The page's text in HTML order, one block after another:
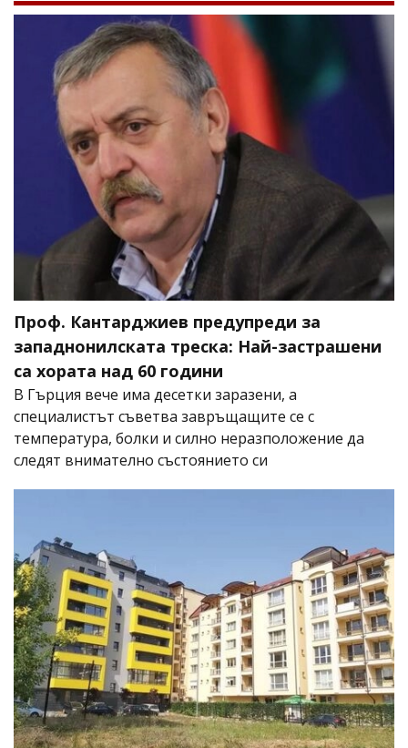
Проф. Кантарджиев предупреди за
западнонилската треска: Най-застрашени
са хората над 60 години
В Гърция вече има десетки заразени, а
специалистът съветва завръщащите се с
температура, болки и силно неразположение да
следят внимателно състоянието си